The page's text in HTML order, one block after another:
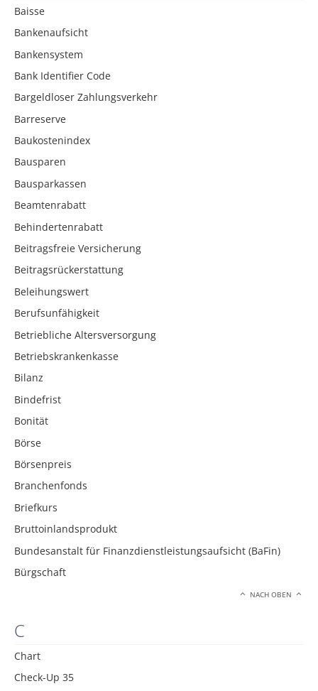
Baisse
Bankenaufsicht
Bankensystem
Bank Identifier Code
Bargeldloser Zahlungsverkehr
Barreserve
Baukostenindex
Bausparen
Bausparkassen
Beamtenrabatt
Behindertenrabatt
Beitragsfreie Versicherung
Beitragsrückerstattung
Beleihungswert
Berufsunfähigkeit
Betriebliche Altersversorgung
Betriebskrankenkasse
Bilanz
Bindefrist
Bonität
Börse
Börsenpreis
Branchenfonds
Briefkurs
Bruttoinlandsprodukt
Bundesanstalt für Finanzdienstleistungsaufsicht (BaFin)
Bürgschaft
NACH OBEN
C
Chart
Check-Up 35